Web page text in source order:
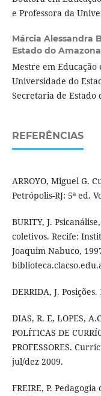
e Professora da
Márcia Alessandra
Estado do
Mestre em Educação
Universidade do
Secretaria de Estado
REFERÊNCIAS
ARROYO, Miguel G.
Petrópolis-RJ: 5ª ed.
BURITY, J.
coletivos. Recife:
Joaquim Nabuco,
DERRIDA, J.
DIAS, R. E, LOPES,
POLÍTICAS DE
PROFESSORES.
jul/dez 2009.
FREIRE, P.